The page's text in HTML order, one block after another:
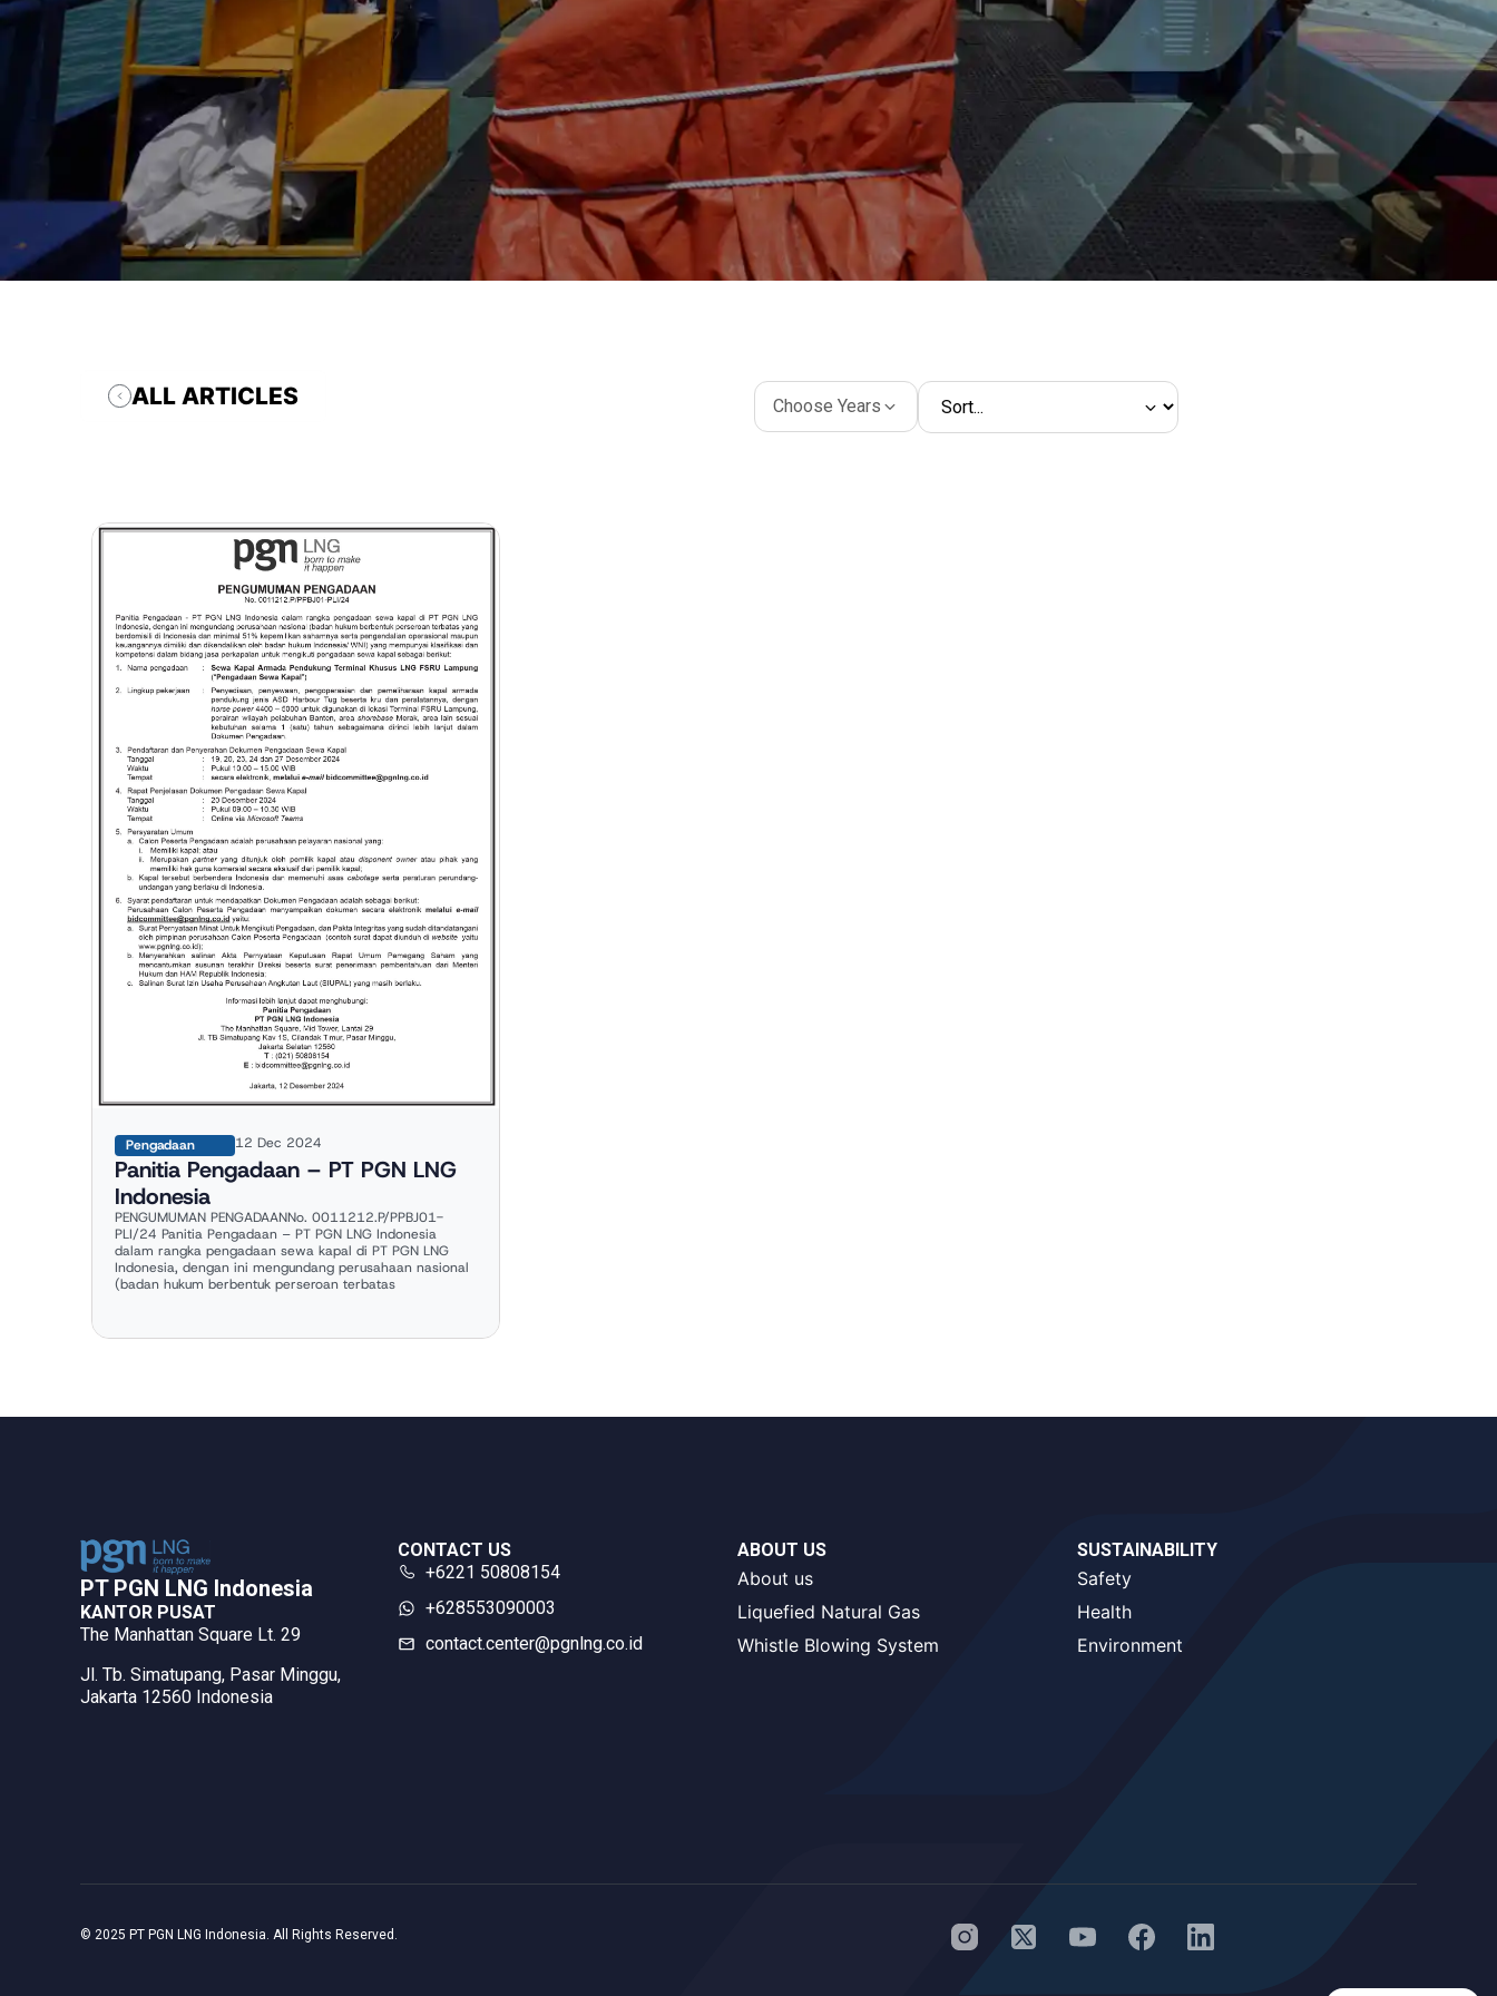
ALL ARTICLES Choose Years
Pengadaan 12 Dec 2024
Panitia Pengadaan – PT PGN LNG
Indonesia
PENGUMUMAN PENGADAANNo. 0011212.P/PPBJ01-
PLI/24 Panitia Pengadaan – PT PGN LNG Indonesia
dalam rangka pengadaan sewa kapal di PT PGN LNG
Indonesia, dengan ini mengundang perusahaan nasional
(badan hukum berbentuk perseroan terbatas
PT PGN LNG Indonesia​
KANTOR PUSAT
The Manhattan Square Lt. 29
Jl. Tb. Simatupang, Pasar Minggu,
Jakarta 12560 Indonesia
CONTACT US
+6221 50808154
‪+628553090003
contact.center@pgnlng.co.id
ABOUT US
About us
Liquefied Natural Gas
Whistle Blowing System
SUSTAINABILITY
Safety
Health
Environment
© 2025 PT PGN LNG Indonesia. All Rights Reserved.